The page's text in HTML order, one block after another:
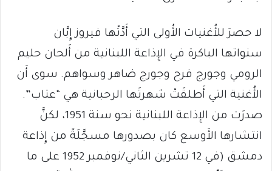
لا حصرَ للأُغنيات الأُولى التي أَدَّتْها فيروز إِبَّان
سنواتها الباكرة في الإِذاعة اللبنانية من أَلحان حليم
الرومي وجورج فرح وجورج ضاهر وسواهم. سوى أَن
الأُغنية التي أَطلقَتْ شهرتَها الرحبانية هي “عتاب”.
صدرَت من الإِذاعة اللبنانية نحو سنة 1951، لكنَّ
انتشارها الأَوسع كان بصدورها مسجَّلَةً من إِذاعة
دمشق (في 12 تشرين الثاني/نوفمبر 1952 على ما